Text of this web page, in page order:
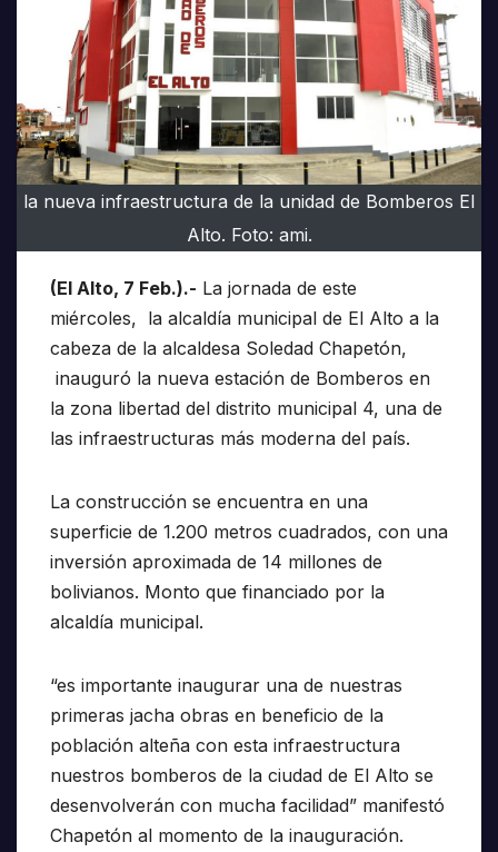
la nueva infraestructura de la unidad de Bomberos El
Alto. Foto: ami.
(El Alto, 7 Feb.).- La jornada de este
miércoles, la alcaldía municipal de El Alto a la
cabeza de la alcaldesa Soledad Chapetón,
inauguró la nueva estación de Bomberos en
la zona libertad del distrito municipal 4, una de
las infraestructuras más moderna del país.
La construcción se encuentra en una
superficie de 1.200 metros cuadrados, con una
inversión aproximada de 14 millones de
bolivianos. Monto que financiado por la
alcaldía municipal.
“es importante inaugurar una de nuestras
primeras jacha obras en beneficio de la
población alteña con esta infraestructura
nuestros bomberos de la ciudad de El Alto se
desenvolverán con mucha facilidad” manifestó
Chapetón al momento de la inauguración.